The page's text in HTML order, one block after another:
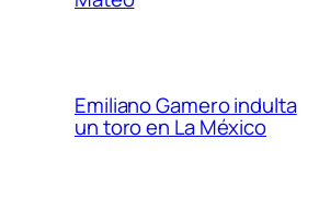
Emiliano Gamero indulta
un toro en La México